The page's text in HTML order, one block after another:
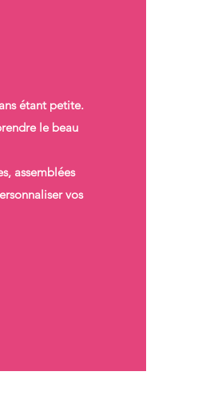
étant petite.
le beau
assemblées
vos